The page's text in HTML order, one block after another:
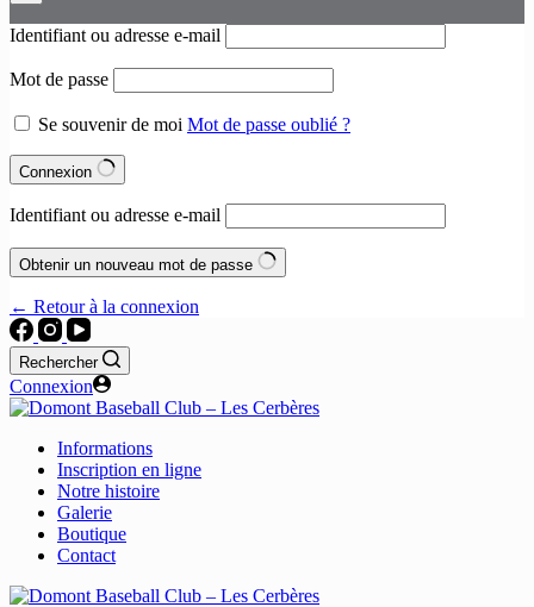
Identifiant ou adresse e-mail
Mot de passe
Se souvenir de moi Mot de passe oublié ?
Connexion
Identifiant ou adresse e-mail
Obtenir un nouveau mot de passe
← Retour à la connexion
Rechercher
Connexion
Informations
Inscription en ligne
Notre histoire
Galerie
Boutique
Contact